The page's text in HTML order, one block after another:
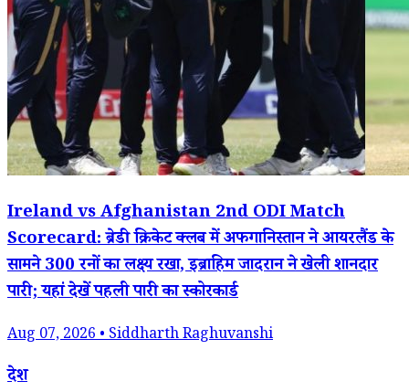
Ireland vs Afghanistan 2nd ODI Match
Scorecard: ब्रेडी क्रिकेट क्लब में अफगानिस्तान ने आयरलैंड के
सामने 300 रनों का लक्ष्य रखा, इब्राहिम जादरान ने खेली शानदार
पारी; यहां देखें पहली पारी का स्कोरकार्ड
Aug 07, 2026 • Siddharth Raghuvanshi
देश